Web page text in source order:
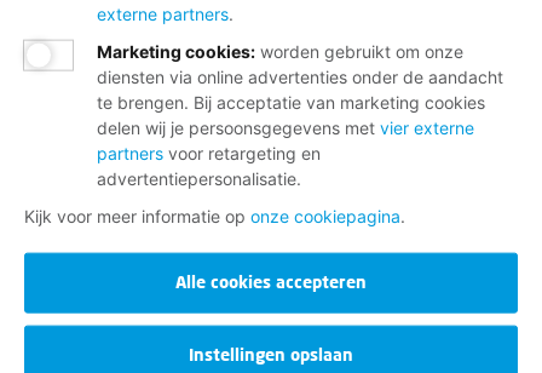
externe partners.
Marketing cookies: worden gebruikt om onze
diensten via online advertenties onder de aandacht
te brengen. Bij acceptatie van marketing cookies
delen wij je persoonsgegevens met vier externe
partners voor retargeting en
advertentiepersonalisatie.
Kijk voor meer informatie op onze cookiepagina.
Alle cookies accepteren
Instellingen opslaan